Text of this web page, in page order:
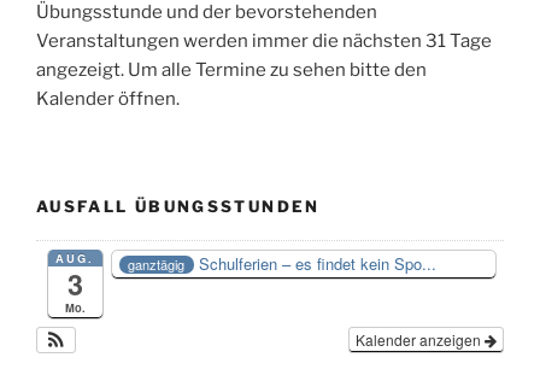
Übungsstunde und der bevorstehenden
Veranstaltungen werden immer die nächsten 31 Tage
angezeigt. Um alle Termine zu sehen bitte den
Kalender öffnen.
AUSFALL ÜBUNGSSTUNDEN
AUG.
3
Mo.
ganztägig Schulferien – es findet kein Spo...
Kalender anzeigen